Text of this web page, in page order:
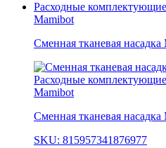
Расходные
Mamibot
Сменная тканевая
Расходные
Mamibot
Сменная тканевая
SKU: 815957341876977